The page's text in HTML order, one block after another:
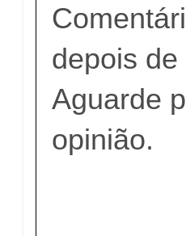
depois
Aguarde
opinião.